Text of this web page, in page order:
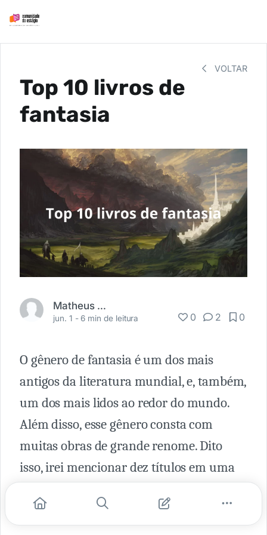
VOLTAR
Top 10 livros de
fantasia
Matheus Osório
jun. 1 -6 min de leitura 0 2 0
O gênero de fantasia é um dos mais
antigos da literatura mundial, e, também,
um dos mais lidos ao redor do mundo.
Além disso, esse gênero consta com
muitas obras de grande renome. Dito
isso, irei mencionar dez títulos em uma
melhores livros de fantasia do mundo.